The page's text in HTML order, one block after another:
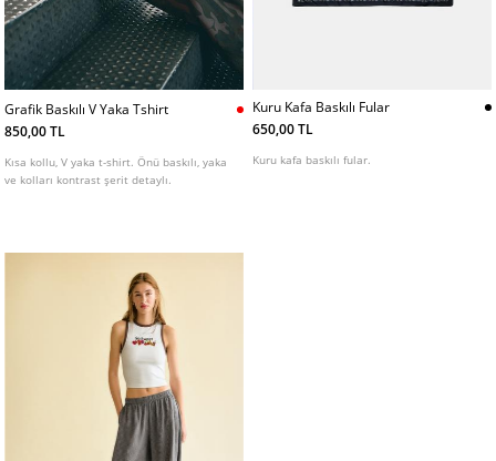
Grafik Baskılı V Yaka Tshirt
850,00 TL
Kısa kollu, V yaka t-shirt. Önü baskılı, yaka
ve kolları kontrast şerit detaylı.
Kuru Kafa Baskılı Fular
650,00 TL
Kuru kafa baskılı fular.